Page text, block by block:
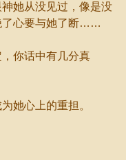
她从没见过，像是没
了心要与她了断……
你话中有几分真
她心上的重担。